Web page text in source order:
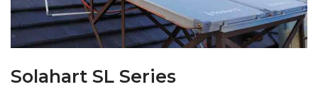
Solahart SL Series